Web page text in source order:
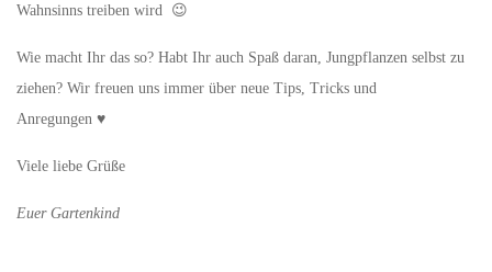
Wahnsinns treiben wird 😉
Wie macht Ihr das so? Habt Ihr auch Spaß daran, Jungpflanzen selbst zu
ziehen? Wir freuen uns immer über neue Tips, Tricks und
Anregungen ♥
Viele liebe Grüße
Euer Gartenkind